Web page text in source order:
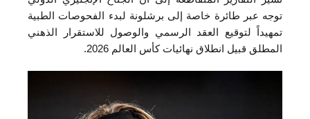
توجه عبر طائرة خاصة إلى برشلونة لبدء الفحوصات الطبية
تمهيداً لتوقيع العقد الرسمي والوصول للاستقرار الذهني
المطلق قبيل انطلاق نهائيات كأس العالم 2026.